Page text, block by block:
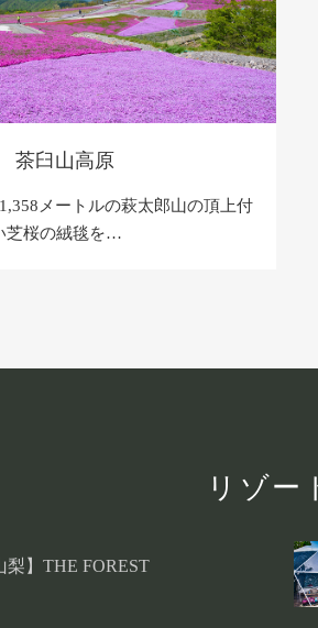
茶臼山高原
メートルの萩太郎山の頂上付
芝桜の絨毯を…
リゾー
梨】THE FOREST